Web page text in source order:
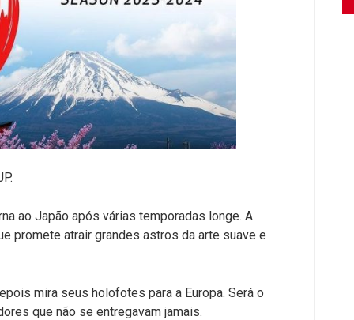
ao Japão após várias temporadas longe. A
promete atrair grandes astros da arte suave e
mira seus holofotes para a Europa. Será o
que não se entregavam jamais.